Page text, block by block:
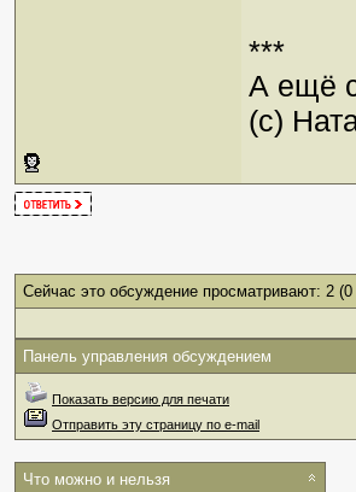
***
А ещё
(с)
Сейчас это обсуждение просматривают: 2 (0
Панель управления обсуждением
Показать версию для печати
Отправить эту страницу по e-mail
Что можно и нельзя